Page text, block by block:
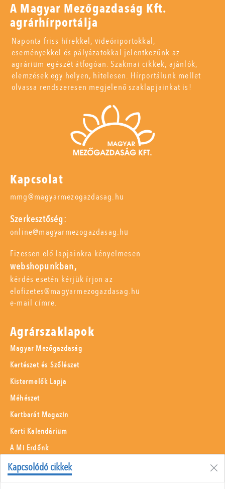
Kapcsolódó cikkek
A Magyar Mezőgazdaság Kft.
agrárhírportálja
Naponta friss hírekkel, videóriportokkal,
eseményekkel és pályázatokkal jelentkezünk az
agrárium egészét átfogóan. Szakmai cikkek, ajánlók,
elemzések egy helyen, hitelesen. Hírportálunk mellet
olvassa rendszeresen megjelenő szaklapjainkat is!
Kapcsolat
mmg@magyarmezogazdasag.hu
Szerkesztőség:
online@magyarmezogazdasag.hu
Fizessen elő lapjainkra kényelmesen
webshopunkban,
kérdés esetén kérjük írjon az
elofizetes@magyarmezogazdasag.hu
e-mail címre.
Agrárszaklapok
Magyar Mezőgazdaság
Kertészet és Szőlészet
Kistermelők Lapja
Méhészet
Kertbarát Magazin
Kerti Kalendárium
A Mi Erdőnk
Borászati Füzetek